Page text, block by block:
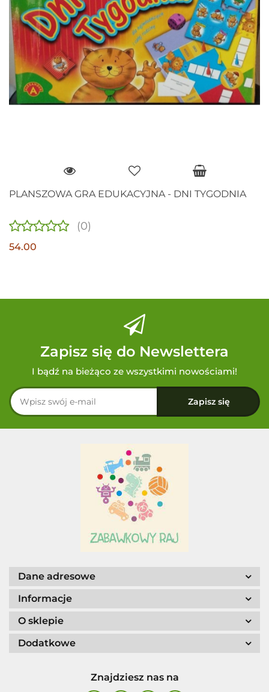
PLANSZOWA GRA EDUKACYJNA - DNI TYGODNIA
(0)
54.00
Zapisz się do Newslettera
I bądź na bieżąco ze wszystkimi nowościami!
Dane adresowe
Informacje
O sklepie
Dodatkowe
Znajdziesz nas na